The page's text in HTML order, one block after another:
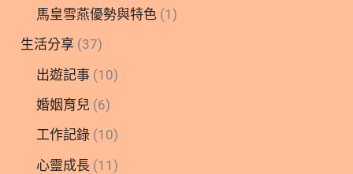
馬皇雪燕優勢與特色 (1)
生活分享 (37)
出遊記事 (10)
婚姻育兒 (6)
工作記錄 (10)
心靈成長 (11)